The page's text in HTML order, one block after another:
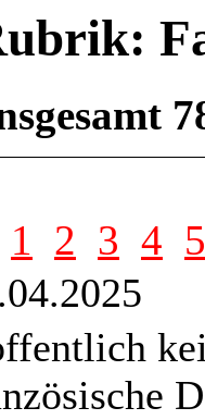
1 2 3 4 5